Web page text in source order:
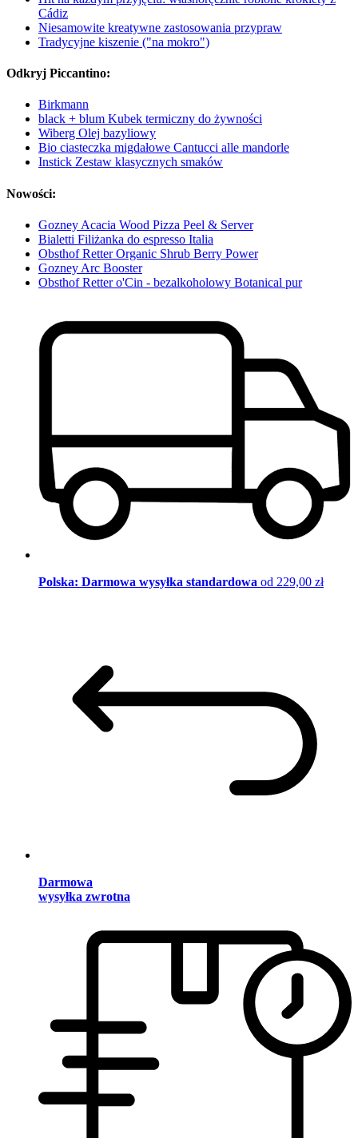
Cádiz
Niesamowite kreatywne zastosowania przypraw
Tradycyjne kiszenie ("na mokro")
Odkryj Piccantino:
Birkmann
black + blum Kubek termiczny do żywności
Wiberg Olej bazyliowy
Bio ciasteczka migdałowe Cantucci alle mandorle
Instick Zestaw klasycznych smaków
Nowości:
Gozney Acacia Wood Pizza Peel & Server
Bialetti Filiżanka do espresso Italia
Obsthof Retter Organic Shrub Berry Power
Gozney Arc Booster
Obsthof Retter o'Cin - bezalkoholowy Botanical pur
Polska: Darmowa wysyłka standardowa od 229,00 zł
Darmowa
wysyłka zwrotna